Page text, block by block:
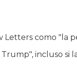
Letters como "la
incluso